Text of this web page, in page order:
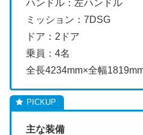
ハンドル：左ハンドル
ミッション：7DSG
ドア：2ドア
乗員：4名
全長4234mm×全幅
主な装備